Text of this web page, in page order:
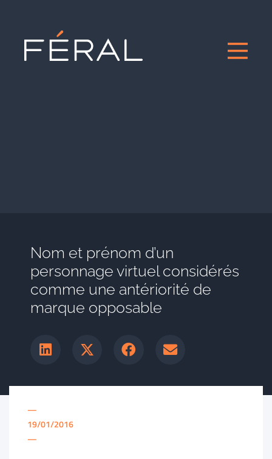
Nom et prénom d’un
personnage virtuel considérés
comme une antériorité de
marque opposable
—
19/01/2016
—